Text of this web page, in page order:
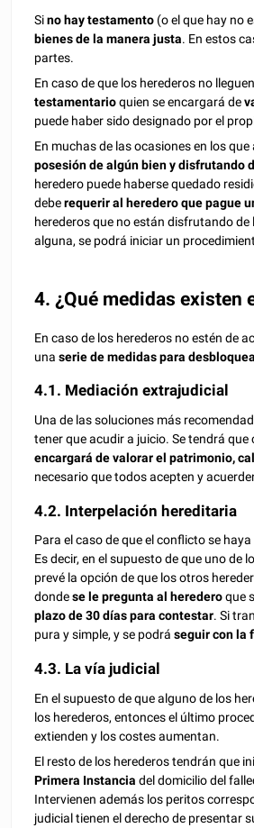
Sino hay testamento (o el que hay no
bienes de la manera justa. En estos
partes.
En caso de que los herederos no
testamentarioquien se encargará de
puede haber sido designado por el
En muchas de las ocasiones en los
posesión de algún bien y disfrutando
heredero puede haberse quedado
deberequerir al heredero que pague
herederos que no están disfrutando
alguna, se podrá iniciar un
4. ¿Qué medidas existen
En caso de los herederos no estén de
unaserie de medidas para
4.1. Mediación extrajudicial
Una de las soluciones más
tener que acudir a juicio. Se tendrá
encargará de valorar el patrimonio,
necesario que todos acepten y
4.2. Interpelación hereditaria
Para el caso de que el conflicto se
Es decir, en el supuesto de que uno de
prevé la opción de que los otros
dondese le pregunta al herederoque
plazo de 30 días para contestar. Si
pura y simple, y se podráseguir con la
4.3. La vía judicial
En el supuesto de que alguno de los
los herederos, entonces el último
extienden y los costes aumentan.
El resto de los herederos tendrán que
Primera Instancia del domicilio del
Intervienen además los peritos
judicial tienen el derecho de presentar